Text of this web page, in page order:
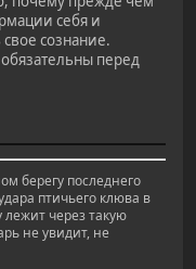
себя и
сознание.
перед
берегу последнего
птичьего клюва в
лежит через такую
не увидит, не